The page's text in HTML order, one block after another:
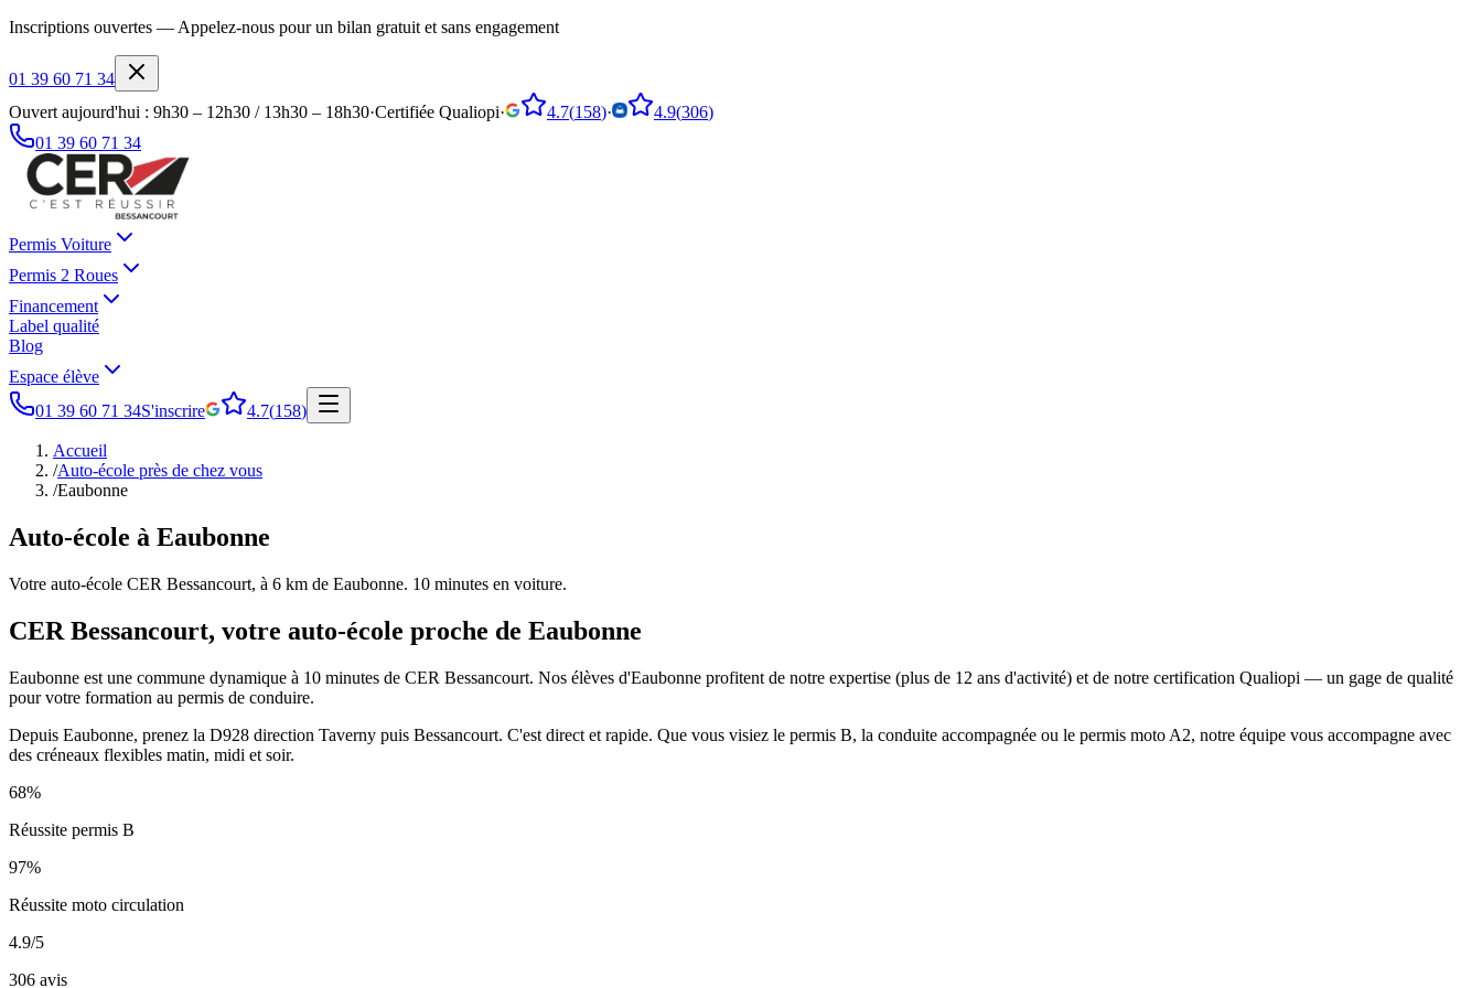
Inscriptions ouvertes — Appelez-nous pour un bilan gratuit et sans engagement
01 39 60 71 34
Ouvert aujourd'hui : 9h30 – 12h30 / 13h30 – 18h30·Certifiée Qualiopi· 4.7(158)· 4.9(306)
01 39 60 71 34
Permis Voiture
Permis 2 Roues
Financement
Label qualité
Blog
Espace élève
01 39 60 71 34S'inscrire 4.7(158)
Accueil
/Auto-école près de chez vous
/Eaubonne
Auto-école à Eaubonne
Votre auto-école CER Bessancourt, à 6 km de Eaubonne. 10 minutes en voiture.
CER Bessancourt, votre auto-école proche de Eaubonne
Eaubonne est une commune dynamique à 10 minutes de CER Bessancourt. Nos élèves d'Eaubonne profitent de notre expertise (plus de 12 ans d'activité) et de notre certification Qualiopi — un gage de qualité
pour votre formation au permis de conduire.
Depuis Eaubonne, prenez la D928 direction Taverny puis Bessancourt. C'est direct et rapide. Que vous visiez le permis B, la conduite accompagnée ou le permis moto A2, notre équipe vous accompagne avec
des créneaux flexibles matin, midi et soir.
68%
Réussite permis B
97%
Réussite moto circulation
4.9/5
306 avis